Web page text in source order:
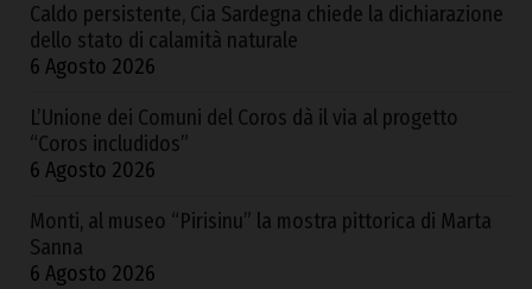
Caldo persistente, Cia Sardegna chiede la dichiarazione
dello stato di calamità naturale
6 Agosto 2026
L’Unione dei Comuni del Coros dà il via al progetto
“Coros includidos”
6 Agosto 2026
Monti, al museo “Pirisinu” la mostra pittorica di Marta
Sanna
6 Agosto 2026